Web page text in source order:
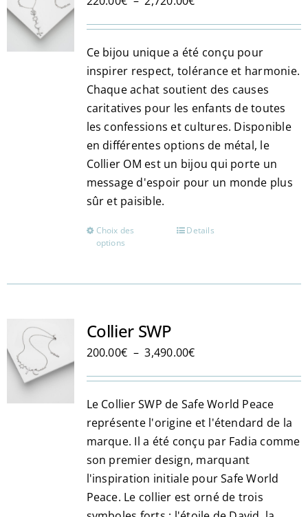
220.00€
à
2,720.00€
Ce bijou unique a été conçu pour
inspirer respect, tolérance et harmonie.
Chaque achat soutient des causes
caritatives pour les enfants de toutes
les confessions et cultures. Disponible
en différentes options de métal, le
Collier OM est un bijou qui porte un
message d'espoir pour un monde plus
sûr et paisible​.
Choix des
options
Ce
plusieurs
être
choisies
sur
la
page
du
produit
Details
Collier SWP
200.00€ – 3,490.00€Plage
200.00€
à
3,490.00€
Le Collier SWP de Safe World Peace
représente l'origine et l'étendard de la
marque. Il a été conçu par Fadia comme
son premier design, marquant
l'inspiration initiale pour Safe World
Peace. Le collier est orné de trois